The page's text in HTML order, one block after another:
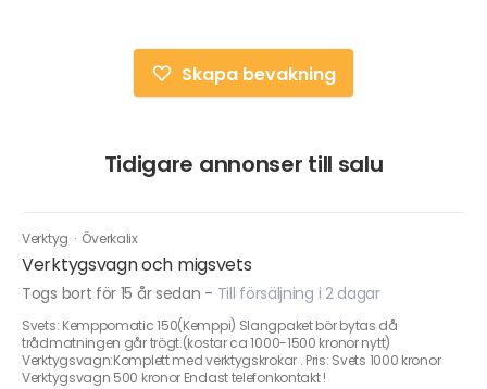
Skapa bevakning
Tidigare annonser till salu
Verktyg · Överkalix
Verktygsvagn och migsvets
Togs bort för 15 år sedan - Till försäljning i 2 dagar
Svets: Kemppomatic 150(Kemppi) Slangpaket bör bytas då
trådmatningen går trögt.(kostar ca 1000-1500 kronor nytt)
Verktygsvagn:Komplett med verktygskrokar . Pris: Svets 1000 kronor
Verktygsvagn 500 kronor Endast telefonkontakt !